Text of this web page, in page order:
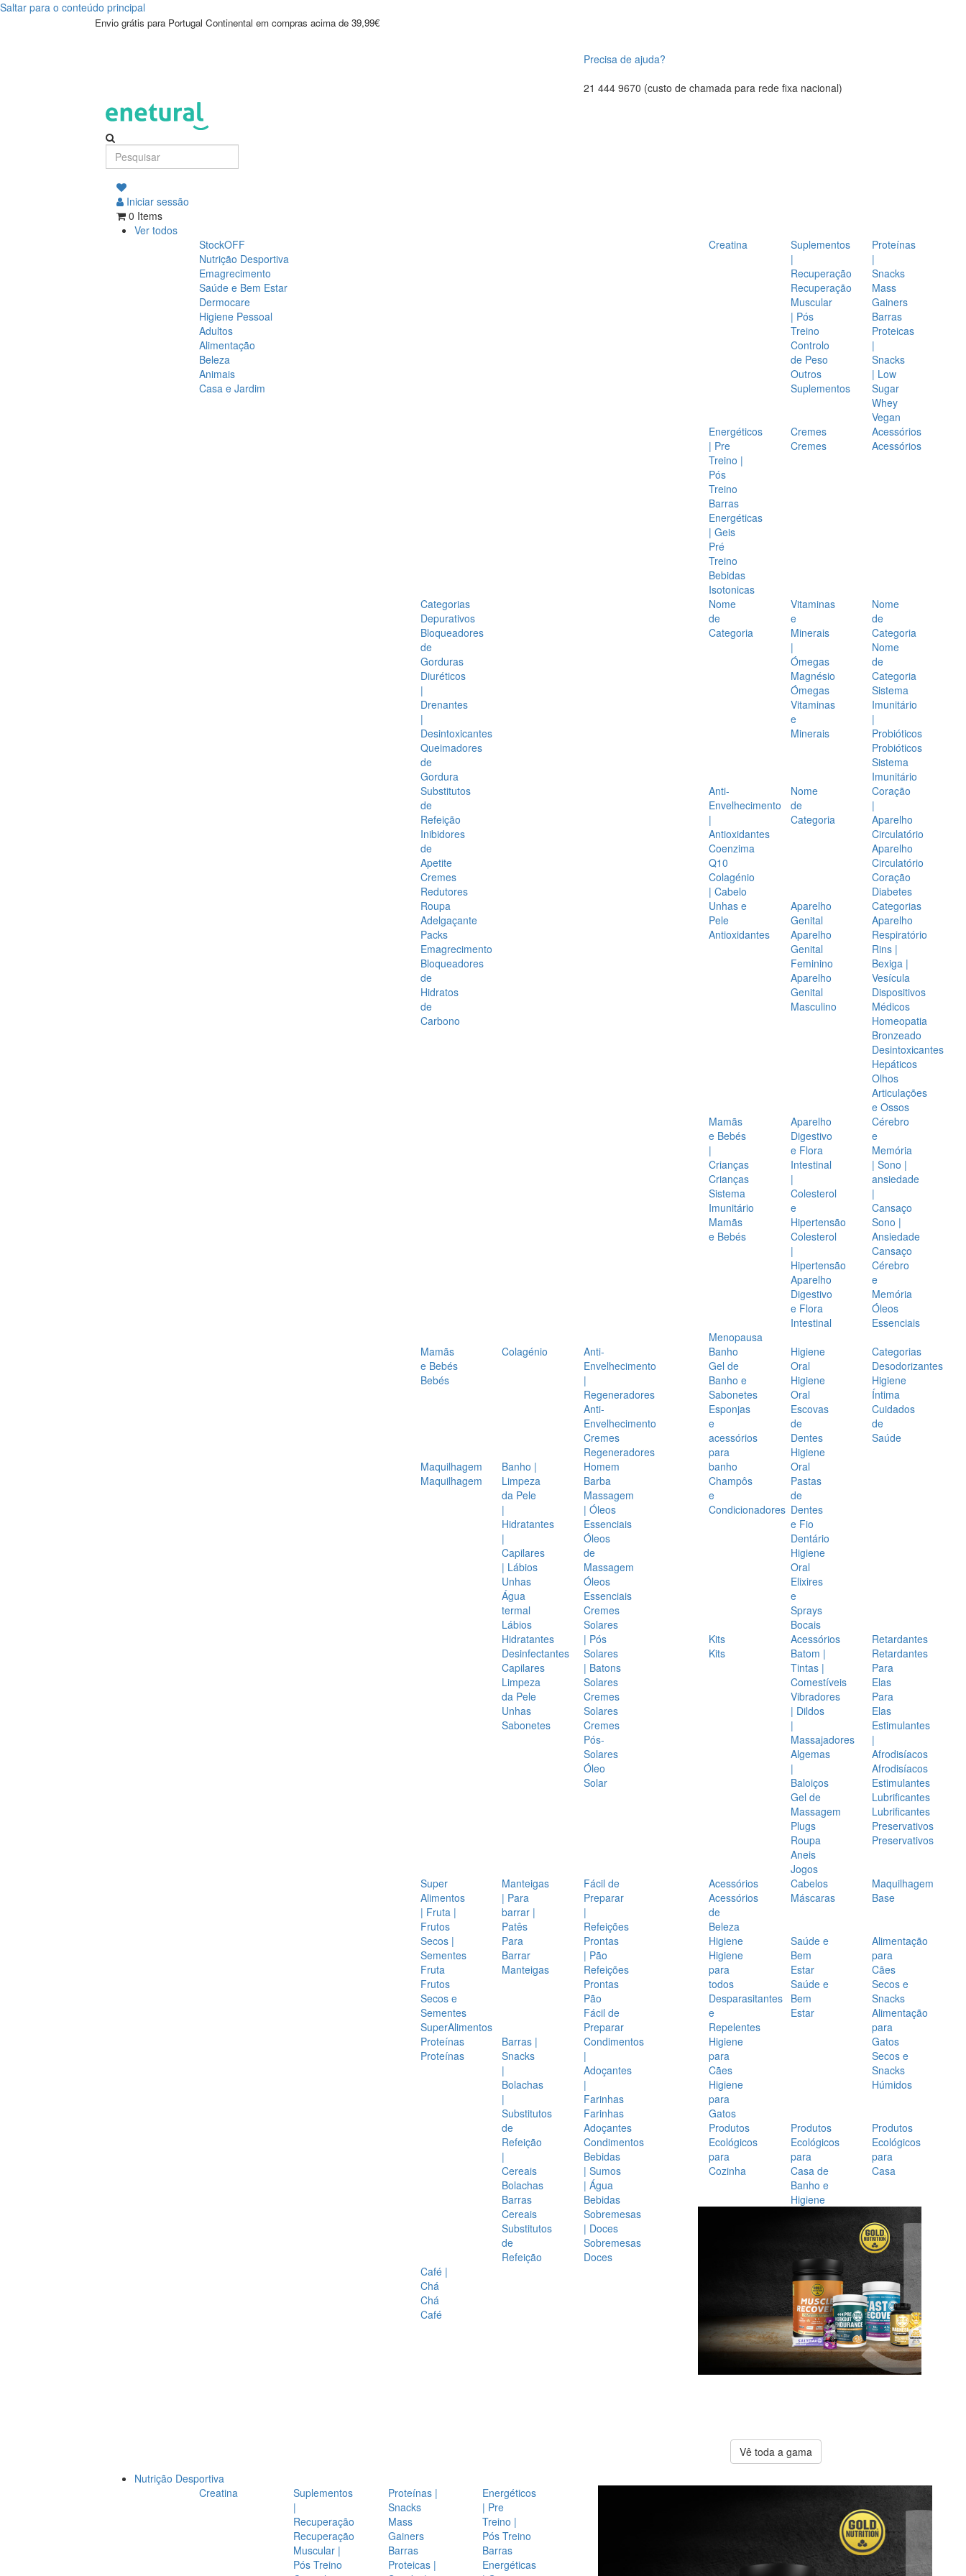
Saltar para o conteúdo principal
Envio grátis para Portugal Continental em compras acima de 39,99€
Precisa de ajuda?
21 444 9670 (custo de chamada para rede fixa nacional)
Iniciar sessão
0 Items
Ver todos
StockOFF
Nutrição Desportiva
Emagrecimento
Saúde e Bem Estar
Dermocare
Higiene Pessoal
Adultos
Alimentação
Beleza
Animais
Casa e Jardim
Creatina
Suplementos
|
Recuperação
Recuperação
Muscular
| Pós
Treino
Controlo
de Peso
Outros
Suplementos
Proteínas
|
Snacks
Mass
Gainers
Barras
Proteicas
|
Snacks
| Low
Sugar
Whey
Vegan
Energéticos
| Pre
Treino |
Pós
Treino
Barras
Energéticas
| Geis
Pré
Treino
Bebidas
Isotonicas
Cremes
Cremes
Acessórios
Acessórios
Categorias
Depurativos
Bloqueadores
de
Gorduras
Diuréticos
|
Drenantes
|
Desintoxicantes
Queimadores
de
Gordura
Substitutos
de
Refeição
Inibidores
de
Apetite
Cremes
Redutores
Roupa
Adelgaçante
Packs
Emagrecimento
Bloqueadores
de
Hidratos
de
Carbono
Nome
de
Categoria
Vitaminas
e
Minerais
|
Ómegas
Magnésio
Ómegas
Vitaminas
e
Minerais
Nome
de
Categoria
Nome
de
Categoria
Sistema
Imunitário
|
Probióticos
Probióticos
Sistema
Imunitário
Anti-
Envelhecimento
|
Antioxidantes
Coenzima
Q10
Colagénio
| Cabelo
Unhas e
Pele
Antioxidantes
Nome
de
Categoria
Coração
|
Aparelho
Circulatório
Aparelho
Circulatório
Coração
Diabetes
Aparelho
Genital
Aparelho
Genital
Feminino
Aparelho
Genital
Masculino
Categorias
Aparelho
Respiratório
Rins |
Bexiga |
Vesícula
Dispositivos
Médicos
Homeopatia
Bronzeado
Desintoxicantes
Hepáticos
Olhos
Articulações
e Ossos
Mamãs
e Bebés
|
Crianças
Crianças
Sistema
Imunitário
Mamãs
e Bebés
Aparelho
Digestivo
e Flora
Intestinal
|
Colesterol
e
Hipertensão
Colesterol
|
Hipertensão
Aparelho
Digestivo
e Flora
Intestinal
Cérebro
e
Memória
| Sono |
ansiedade
|
Cansaço
Sono |
Ansiedade
Cansaço
Cérebro
e
Memória
Óleos
Essenciais
Menopausa
Mamãs
e Bebés
Bebés
Colagénio
Anti-
Envelhecimento
|
Regeneradores
Anti-
Envelhecimento
Cremes
Regeneradores
Maquilhagem
Maquilhagem
Banho |
Limpeza
da Pele
|
Hidratantes
|
Capilares
| Lábios
Unhas
Água
termal
Lábios
Hidratantes
Desinfectantes
Capilares
Limpeza
da Pele
Unhas
Sabonetes
Homem
Barba
Massagem
| Óleos
Essenciais
Óleos
de
Massagem
Óleos
Essenciais
Cremes
Solares
| Pós
Solares
| Batons
Solares
Cremes
Solares
Cremes
Pós-
Solares
Óleo
Solar
Banho
Gel de
Banho e
Sabonetes
Esponjas
e
acessórios
para
banho
Champôs
e
Condicionadores
Higiene
Oral
Higiene
Oral
Escovas
de
Dentes
Higiene
Oral
Pastas
de
Dentes
e Fio
Dentário
Higiene
Oral
Elixires
e
Sprays
Bocais
Categorias
Desodorizantes
Higiene
Íntima
Cuidados
de
Saúde
Kits
Kits
Acessórios
Batom |
Tintas |
Comestíveis
Vibradores
| Dildos
|
Massajadores
Algemas
|
Baloiços
Gel de
Massagem
Plugs
Roupa
Aneis
Jogos
Retardantes
Retardantes
Para
Elas
Para
Elas
Estimulantes
|
Afrodisíacos
Afrodisíacos
Estimulantes
Lubrificantes
Lubrificantes
Preservativos
Preservativos
Super
Alimentos
| Fruta |
Frutos
Secos |
Sementes
Fruta
Frutos
Secos e
Sementes
SuperAlimentos
Manteigas
| Para
barrar |
Patês
Para
Barrar
Manteigas
Fácil de
Preparar
|
Refeições
Prontas
| Pão
Refeições
Prontas
Pão
Fácil de
Preparar
Proteínas
Proteínas
Barras |
Snacks
|
Bolachas
|
Substitutos
de
Refeição
|
Cereais
Bolachas
Barras
Cereais
Substitutos
de
Refeição
Condimentos
|
Adoçantes
|
Farinhas
Farinhas
Adoçantes
Condimentos
Bebidas
| Sumos
| Água
Bebidas
Sobremesas
| Doces
Sobremesas
Doces
Café |
Chá
Chá
Café
Acessórios
Acessórios
de
Beleza
Cabelos
Máscaras
Maquilhagem
Base
Higiene
Higiene
para
todos
Desparasitantes
e
Repelentes
Higiene
para
Cães
Higiene
para
Gatos
Saúde e
Bem
Estar
Saúde e
Bem
Estar
Alimentação
para
Cães
Secos e
Snacks
Alimentação
para
Gatos
Secos e
Snacks
Húmidos
Produtos
Ecológicos
para
Cozinha
Produtos
Ecológicos
para
Casa de
Banho e
Higiene
Produtos
Ecológicos
para
Casa
Vê toda a gama
Nutrição Desportiva
Creatina
Suplementos
|
Recuperação
Recuperação
Muscular |
Pós Treino
Proteínas |
Snacks
Mass
Gainers
Barras
Proteicas |
Energéticos
| Pre
Treino |
Pós Treino
Barras
Energéticas